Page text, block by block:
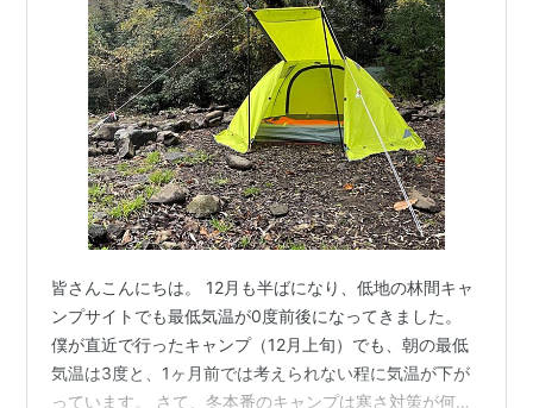
皆さんこんにちは。 12月も半ばになり、低地の林間キャ
ンプサイトでも最低気温が0度前後になってきました。
僕が直近で行ったキャンプ（12月上旬）でも、朝の最低
気温は3度と、1ヶ月前では考えられない程に気温が下が
っています。 さて、冬本番のキャンプは寒さ対策が何よ